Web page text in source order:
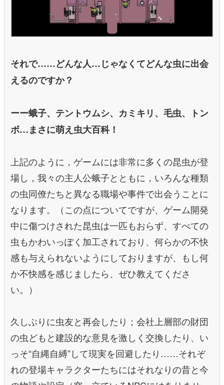
それで……どんな人…じゃなくてどんな虫に出会
えるのですか？
ーー蛾子、テントウムシ、カミキリ、毛虫、トン
ボ…まさに萌え虫大百科！
上記のように，ゲームには非常に多くの昆虫が登
場し，我々の主人公蛾子とともに，いろんな種類
の虫同僚たちと異なる職場や事件で出会うことに
なります。（この点についてですが、ゲーム開発
中に傷つけされた昆虫は一匹もおらず、すべての
虫もかわいっぽく加工されており、何らかの不快
感も与えられないようにしておりますが、もし何
か不快感を感じましたら、ぜひ教えてくださ
い。）
久しぶりに虫友と再会したり；会社上層部の財団
の虫どもと建設的な意見を激しく交換したり、い
っそ“自縄自縛”して現実を回避したり……それぞ
れの登場キャラクターたちにはそれなりの昔と今